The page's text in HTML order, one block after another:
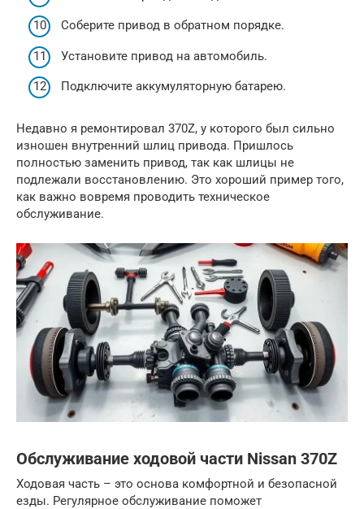
Соберите привод в обратном порядке.
Установите привод на автомобиль.
Подключите аккумуляторную батарею.
Недавно я ремонтировал 370Z, у которого был сильно
изношен внутренний шлиц привода. Пришлось
полностью заменить привод, так как шлицы не
подлежали восстановлению. Это хороший пример того,
как важно вовремя проводить техническое
обслуживание.
Обслуживание ходовой части Nissan 370Z
Ходовая часть – это основа комфортной и безопасной
езды. Регулярное обслуживание поможет